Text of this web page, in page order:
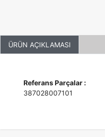
ÜRÜN AÇIKLAMASI
Referans Parçalar :
387028007101